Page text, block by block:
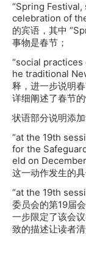
“Spring
celebration of
的宾语，其中
事物是春节；
“social
he traditional
释，进一步说明
详细阐述了春节的
状语部分说明添
“at the 19th
for the
eld on
这一动作发生的具
“at the 19th
委员会的第19届
一步限定了该会
致的描述让读者